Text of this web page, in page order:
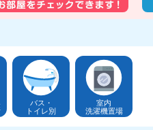
バス・
トイレ別
室内
洗濯機置場